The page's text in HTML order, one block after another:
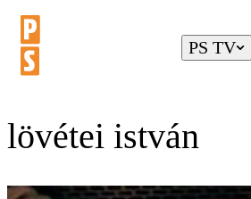
PS TV
lövétei istván